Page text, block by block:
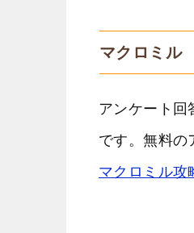
マクロミ
アンケート回
です。無料の
マクロミル攻